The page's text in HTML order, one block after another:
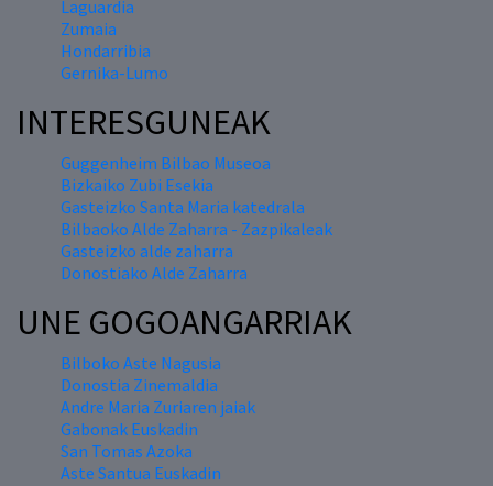
Laguardia
Zumaia
Hondarribia
Gernika-Lumo
INTERESGUNEAK
Guggenheim Bilbao Museoa
Bizkaiko Zubi Esekia
Gasteizko Santa Maria katedrala
Bilbaoko Alde Zaharra - Zazpikaleak
Gasteizko alde zaharra
Donostiako Alde Zaharra
UNE GOGOANGARRIAK
Bilboko Aste Nagusia
Donostia Zinemaldia
Andre Maria Zuriaren jaiak
Gabonak Euskadin
San Tomas Azoka
Aste Santua Euskadin